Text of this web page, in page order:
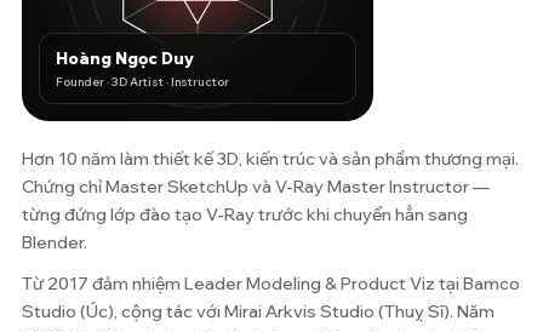
Hoàng Ngọc Duy
Founder · 3D Artist · Instructor
Hơn 10 năm làm thiết kế 3D, kiến trúc và sản phẩm thương mại.
Chứng chỉ Master SketchUp và V-Ray Master Instructor —
từng đứng lớp đào tạo V-Ray trước khi chuyển hẳn sang
Blender.
Từ 2017 đảm nhiệm Leader Modeling & Product Viz tại Bamco
Studio (Úc), cộng tác với Mirai Arkvis Studio (Thuỵ Sĩ). Năm